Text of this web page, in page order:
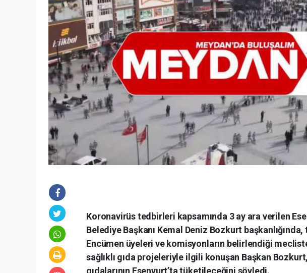
Koronavirüs tedbirleri kapsamında 3 ay ara verilen
Belediye Başkanı Kemal Deniz Bozkurt
Encümen üyeleri ve komisyonların belirlendiği
sağlıklı gıda projeleriyle ilgili konuşan Başkan
gıdalarının Esenyurt’ta tüketileceğini söyledi.